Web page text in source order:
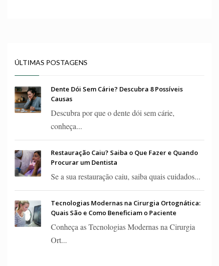
ÚLTIMAS POSTAGENS
Dente Dói Sem Cárie? Descubra 8 Possíveis
Causas
Descubra por que o dente dói sem cárie,
conheça...
Restauração Caiu? Saiba o Que Fazer e Quando
Procurar um Dentista
Se a sua restauração caiu, saiba quais cuidados...
Tecnologias Modernas na Cirurgia Ortognática:
Quais São e Como Beneficiam o Paciente
Conheça as Tecnologias Modernas na Cirurgia
Ort...